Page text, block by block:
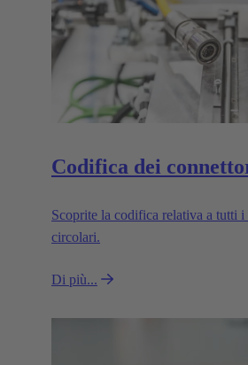
Codifica dei
Scoprite la codifica relativa a tutti
circolari.
Di più...